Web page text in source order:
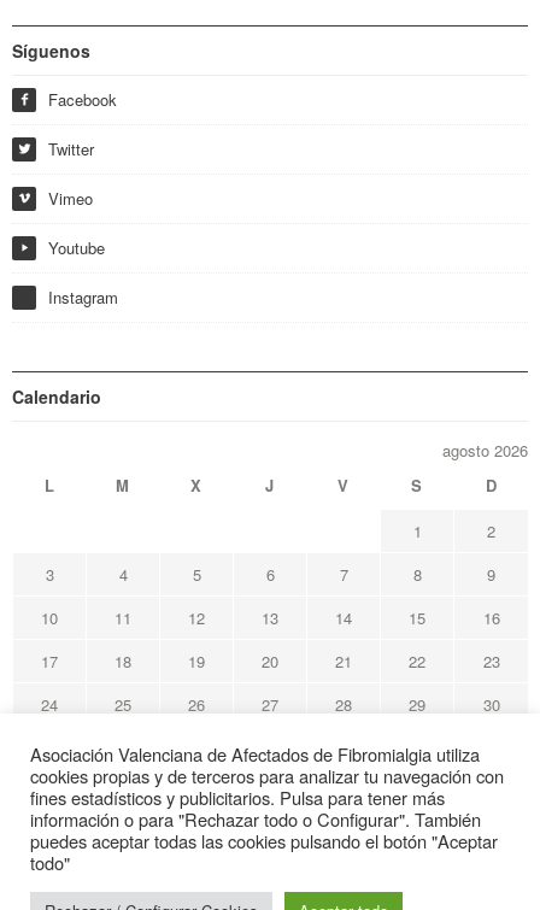
Síguenos
f Facebook
w Twitter
i Vimeo
y Youtube
Instagram
Calendario
agosto 2026
L
M X J V S
D
1
2
3
4 5 6 7 8
9
10
11 12 13 14 15
16
17
18 19 20 21 22
23
24
25 26 27 28 29
30
31
« May
Avafi Asociación Valenciana de Afectados de Fibromialgia
Asociación Valenciana de Afectados de Fibromialgia utiliza
cookies propias y de terceros para analizar tu navegación con
fines estadísticos y publicitarios. Pulsa para tener más
información o para "Rechazar todo o Configurar". También
puedes aceptar todas las cookies pulsando el botón "Aceptar
todo"